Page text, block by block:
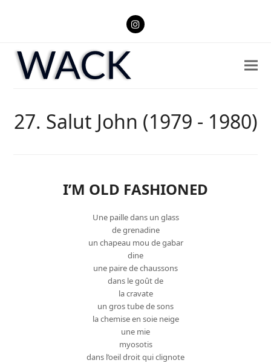
Instagram
27. Salut John (1979 - 1980)
I’M OLD FASHIONED
Une paille dans un glass
de grenadine
un chapeau mou de gabar
dine
une paire de chaussons
dans le goût de
la cravate
un gros tube de sons
la chemise en soie neige
une mie
myosotis
dans l’oeil droit qui clignote